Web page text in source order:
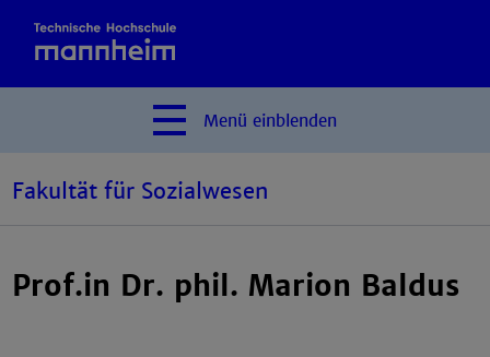
Menü einblenden
Fakultät für Sozialwesen
Prof.in Dr. phil. Marion Baldus